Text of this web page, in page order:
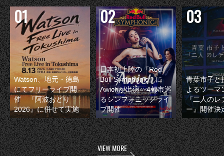
Watson、地元・徳島
にてフリーライブ開
催 『阿波おどり
2026』に併せて実施
日本初上陸の『Red
Bull Symphonic』に
Awichが出演 4都市巡
るシンフォニックライ
ブ開催
青葉市子と
よるツーマ
『二人のレ
ー』開催決
VIEW MORE